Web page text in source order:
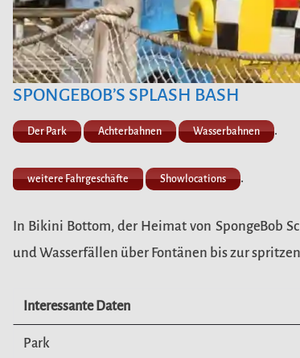
SPONGEBOB’S SPLASH BASH
Der Park Achterbahnen Wasserbahnen .
weitere Fahrgeschäfte Showlocations .
In Bikini Bottom, der Heimat von SpongeBob
und Wasserfällen über Fontänen bis zur
Interessante Daten
Park